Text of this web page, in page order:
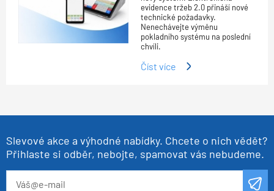
evidence tržeb 2.0 přináší nové
technické požadavky.
Nenechávejte výměnu
pokladního systému na poslední
chvíli.
Číst více
Slevové akce a výhodné nabídky. Chcete o nich vědět?
Přihlaste si odběr, nebojte, spamovat vás nebudeme.